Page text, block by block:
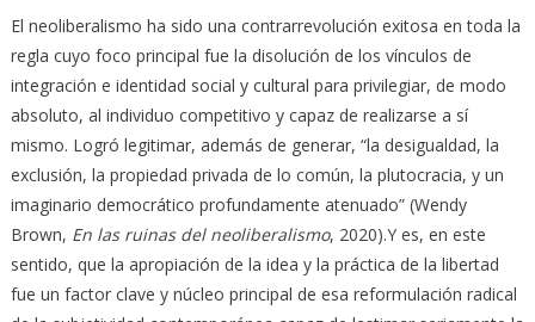
El neoliberalismo ha sido una contrarrevolución exitosa en toda la
regla cuyo foco principal fue la disolución de los vínculos de
integración e identidad social y cultural para privilegiar, de modo
absoluto, al individuo competitivo y capaz de realizarse a sí
mismo. Logró legitimar, además de generar, “la desigualdad, la
exclusión, la propiedad privada de lo común, la plutocracia, y un
imaginario democrático profundamente atenuado” (Wendy
Brown, En las ruinas del neoliberalismo, 2020).Y es, en este
sentido, que la apropiación de la idea y la práctica de la libertad
fue un factor clave y núcleo principal de esa reformulación radical